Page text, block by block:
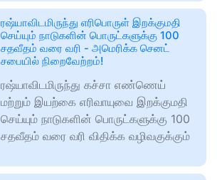
ரஷ்யாவிடமிருந்து எரிபொருள் இறக்குமதி
செய்யும் நாடுகளின் பொருட்களுக்கு 100
சதவீதம் வரை வரி - அமெரிக்க செனட்
சபையில் நிறைவேற்றம்!
ரஷ்யாவிடமிருந்து கச்சா எண்ணெய்
மற்றும் இயற்கை எரிவாயுவை இறக்குமதி
செய்யும் நாடுகளின் பொருட்களுக்கு 100
சதவீதம் வரை வரி விதிக்க வழிவகுக்கும்